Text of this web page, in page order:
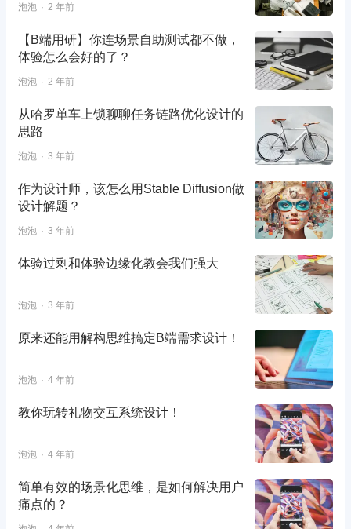
泡泡 2 年前
【B端用研】你连场景自助测试都不做，
体验怎么会好的了？
泡泡 2 年前
从哈罗单车上锁聊聊任务链路优化设计的
思路
泡泡 3 年前
作为设计师，该怎么用Stable Diffusion做
设计解题？
泡泡 3 年前
体验过剩和体验边缘化教会我们强大
泡泡 3 年前
原来还能用解构思维搞定B端需求设计！
泡泡 4 年前
教你玩转礼物交互系统设计！
泡泡 4 年前
简单有效的场景化思维，是如何解决用户
痛点的？